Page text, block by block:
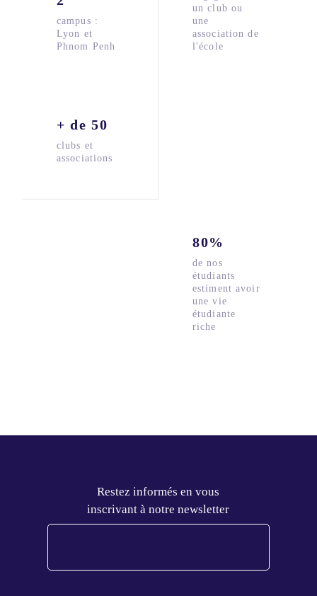
campus :
Lyon et
Phnom Penh
un club ou
une
association de
l'école
+ de 50
clubs et
associations
80%
de nos
étudiants
estiment avoir
une vie
étudiante
riche
Restez informés en vous
inscrivant à notre newsletter